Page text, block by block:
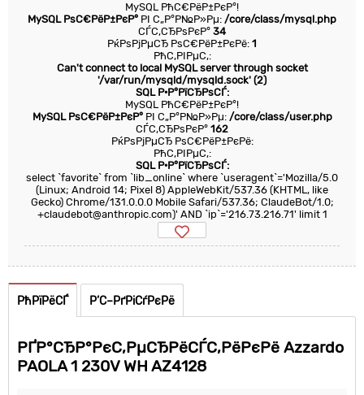
MySQL РћС€РёР±РєР°!
MySQL РѕС€РёР±РєР° РІ С„Р°Р№Р»Рµ: /core/class/mysql.php
СЃС‚СЂРѕРєР° 34
РќРѕРјРµСЂ РѕС€РёР±РєРё: 1
РћС‚РІРµС‚:
Can't connect to local MySQL server through socket
'/var/run/mysqld/mysqld.sock' (2)
SQL Р·Р°РїСЂРѕСЃ:
MySQL РћС€РёР±РєР°!
MySQL РѕС€РёР±РєР°РІ С„Р°Р№Р»Рµ: /core/class/user.php
СЃС‚СЂРѕРєР° 162
РќРѕРјРµСЂ РѕС€РёР±РєРё:
РћС‚РІРµС‚:
SQL Р·Р°РїСЂРѕСЃ:
select `favorite` from `lib_online` where `useragent`='Mozilla/5.0
(Linux; Android 14; Pixel 8) AppleWebKit/537.36 (KHTML, like
Gecko) Chrome/131.0.0.0 Mobile Safari/537.36; ClaudeBot/1.0;
+claudebot@anthropic.com)' AND `ip`='216.73.216.71' limit 1
РћРїРёСЃ Р’С–РґРіСѓРєРё
РҐР°СЂР°РєС‚РµСЂРёСЃС‚РёРєРё Azzardo
PAOLA 1 230V WH AZ4128